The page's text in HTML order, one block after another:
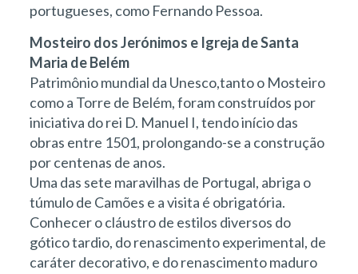
portugueses, como Fernando Pessoa.
Mosteiro dos Jerónimos e Igreja de Santa
Maria de Belém
Patrimônio mundial da Unesco,tanto o Mosteiro
como a Torre de Belém, foram construídos por
iniciativa do rei D. Manuel I, tendo início das
obras entre 1501, prolongando-se a construção
por centenas de anos.
Uma das sete maravilhas de Portugal, abriga o
túmulo de Camões e a visita é obrigatória.
Conhecer o cláustro de estilos diversos do
gótico tardio, do renascimento experimental, de
caráter decorativo, e do renascimento maduro